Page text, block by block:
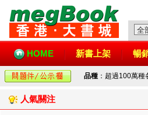
HOME 新書上架 暢
品種 ：超過100萬
人氣關注